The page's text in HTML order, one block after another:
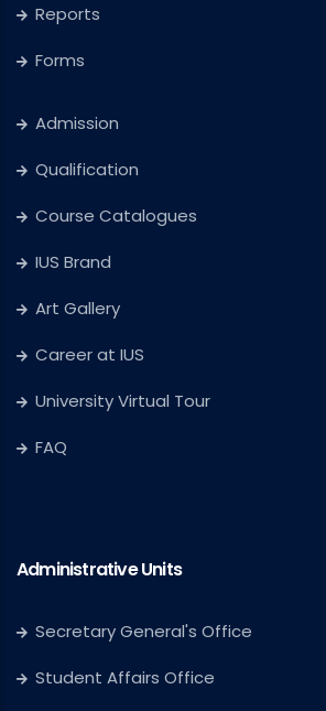
Reports
Forms
Admission
Qualification
Course Catalogues
IUS Brand
Art Gallery
Career at IUS
University Virtual Tour
FAQ
Administrative Units
Secretary General's Office
Student Affairs Office